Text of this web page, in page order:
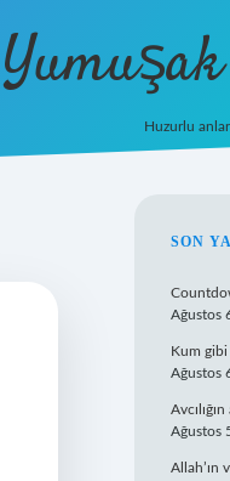
Huzurlu
SON
Ağustos
Kum gibi
Ağustos
Ağustos
Allah’ın